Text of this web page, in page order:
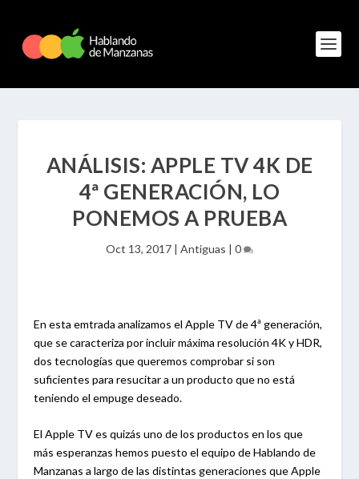
ANÁLISIS: APPLE TV 4K DE
4ª GENERACIÓN, LO
PONEMOS A PRUEBA
Oct 13, 2017 | Antiguas | 0
En esta emtrada analizamos el Apple TV de 4ª generación,
que se caracteriza por incluir máxima resolución 4K y HDR,
dos tecnologías que queremos comprobar si son
suficientes para resucitar a un producto que no está
teniendo el empuge deseado.
El Apple TV es quizás uno de los productos en los que
más esperanzas hemos puesto el equipo de Hablando de
Manzanas a largo de las distintas generaciones que Apple